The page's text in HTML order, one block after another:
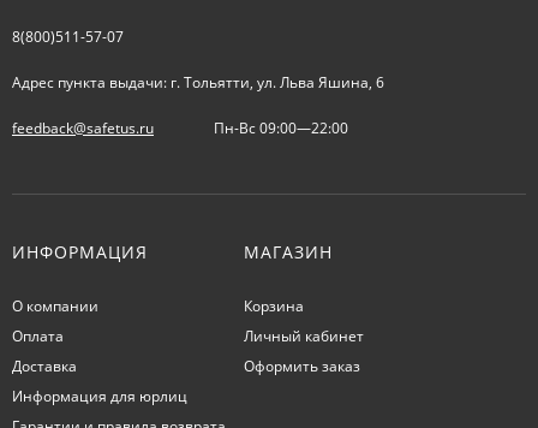
8(800)511-57-07
Адрес пункта выдачи: г. Тольятти, ул. Льва Яшина, 6
feedback@safetus.ru Пн-Вс 09:00—22:00
ИНФОРМАЦИЯ
О компании
Оплата
Доставка
Информация для юрлиц
МАГАЗИН
Корзина
Личный кабинет
Оформить заказ